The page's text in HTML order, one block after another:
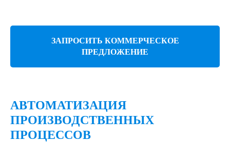
ЗАПРОСИТЬ КОММЕРЧЕСКОЕ
ПРЕДЛОЖЕНИЕ
АВТОМАТИЗАЦИЯ
ПРОИЗВОДСТВЕННЫХ
ПРОЦЕССОВ